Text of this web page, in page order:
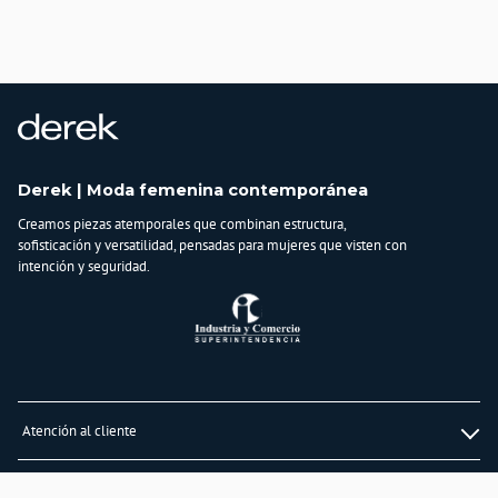
remojo y no retorcer
100% Algodon
Derek | Moda femenina contemporánea
Creamos piezas atemporales que combinan estructura,
sofisticación y versatilidad, pensadas para mujeres que visten con
intención y seguridad.
Atención al cliente